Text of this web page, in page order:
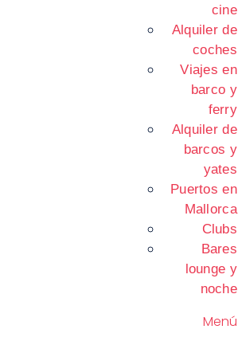
cine
Alquiler de
coches
Viajes en
barco y
ferry
Alquiler de
barcos y
yates
Puertos en
Mallorca
Clubs
Bares
lounge y
noche
Menú